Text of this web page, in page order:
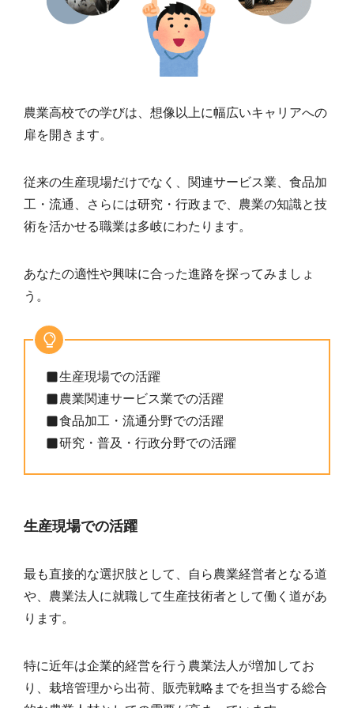
農業高校での学びは、想像以上に幅広いキャリアへの
扉を開きます。
従来の生産現場だけでなく、関連サービス業、食品加
工・流通、さらには研究・行政まで、農業の知識と技
術を活かせる職業は多岐にわたります。
あなたの適性や興味に合った進路を探ってみましょ
う。
生産現場での活躍
農業関連サービス業での活躍
食品加工・流通分野での活躍
研究・普及・行政分野での活躍
生産現場での活躍
最も直接的な選択肢として、自ら農業経営者となる道
や、農業法人に就職して生産技術者として働く道があ
ります。
特に近年は企業的経営を行う農業法人が増加してお
り、栽培管理から出荷、販売戦略までを担当する総合